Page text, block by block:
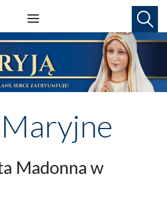
Madonna w